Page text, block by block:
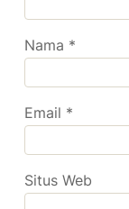
Nama *
Email *
Situs Web